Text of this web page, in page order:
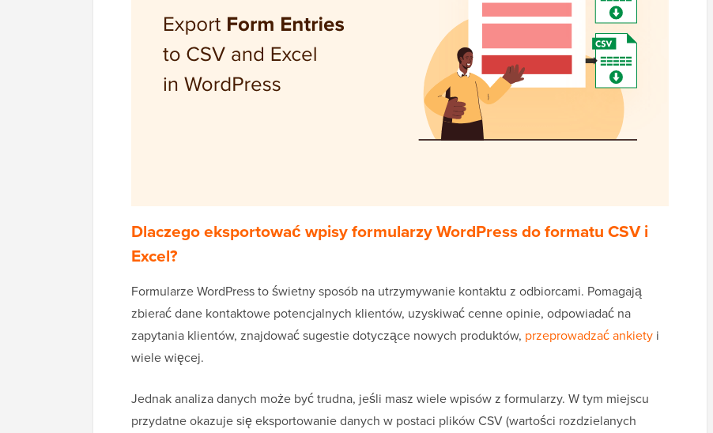
Dlaczego eksportować wpisy formularzy WordPress do formatu CSV i
Excel?
Formularze WordPress to świetny sposób na utrzymywanie kontaktu z odbiorcami. Pomagają
zbierać dane kontaktowe potencjalnych klientów, uzyskiwać cenne opinie, odpowiadać na
zapytania klientów, znajdować sugestie dotyczące nowych produktów, przeprowadzać ankiety i
wiele więcej.
Jednak analiza danych może być trudna, jeśli masz wiele wpisów z formularzy. W tym miejscu
przydatne okazuje się eksportowanie danych w postaci plików CSV (wartości rozdzielanych